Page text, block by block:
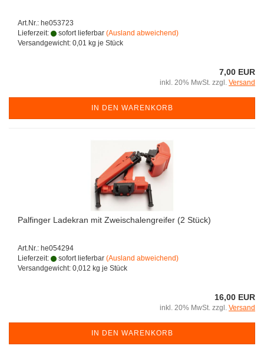
Art.Nr.: he053723
Lieferzeit:
sofort lieferbar (Ausland abweichend)
Versandgewicht: 0,01 kg je Stück
7,00 EUR
inkl. 20% MwSt. zzgl. Versand
IN DEN WARENKORB
Palfinger Ladekran mit Zweischalengreifer (2 Stück)
Art.Nr.: he054294
Lieferzeit:
sofort lieferbar (Ausland abweichend)
Versandgewicht: 0,012 kg je Stück
16,00 EUR
inkl. 20% MwSt. zzgl. Versand
IN DEN WARENKORB